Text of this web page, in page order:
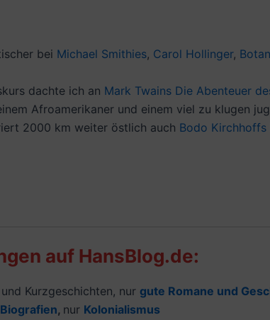
bei Michael Smithies, Carol Hollinger, Botan
dachte ich an Mark Twains Die Abenteuer
Afroamerikaner und einem viel zu klugen
2000 km weiter östlich auch Bodo Kirchhoffs
auf HansBlog.de:
Kurzgeschichten, nur gute Romane und
Biografien, nur Kolonialismus